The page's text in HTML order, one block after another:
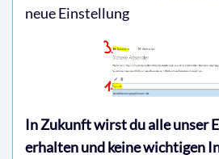
neue Einstellung
In Zukunft wirst du alle unser
erhalten und keine wichtigen